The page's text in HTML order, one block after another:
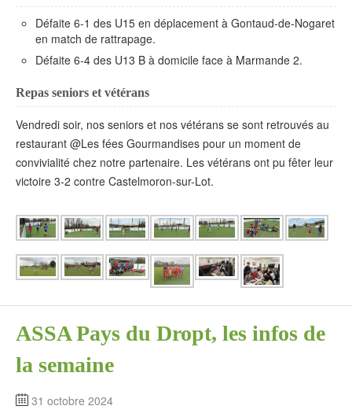
Défaite 6-1 des U15 en déplacement à Gontaud-de-Nogaret
en match de rattrapage.
Défaite 6-4 des U13 B à domicile face à Marmande 2.
Repas seniors et vétérans
Vendredi soir, nos seniors et nos vétérans se sont retrouvés au
restaurant @Les fées Gourmandises pour un moment de
convivialité chez notre partenaire. Les vétérans ont pu fêter leur
victoire 3-2 contre Castelmoron-sur-Lot.
ASSA Pays du Dropt, les infos de
la semaine
31 octobre 2024